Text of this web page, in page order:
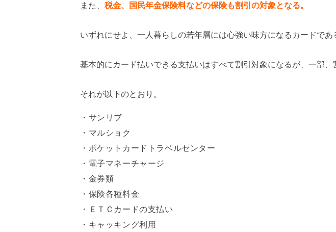
また、 税金、国民年金保険料などの保険も割引の対象となる。
いずれにせよ、一人暮らしの若年層には心強い味方になるカードであ
基本的にカード払いできる支払いはすべて割引対象になるが、一部、
それが以下のとおり。
サンリブ
マルショク
ポケットカードトラベルセンター
電子マネーチャージ
金券類
保険各種料金
ＥＴＣカードの支払い
キャッキング利用